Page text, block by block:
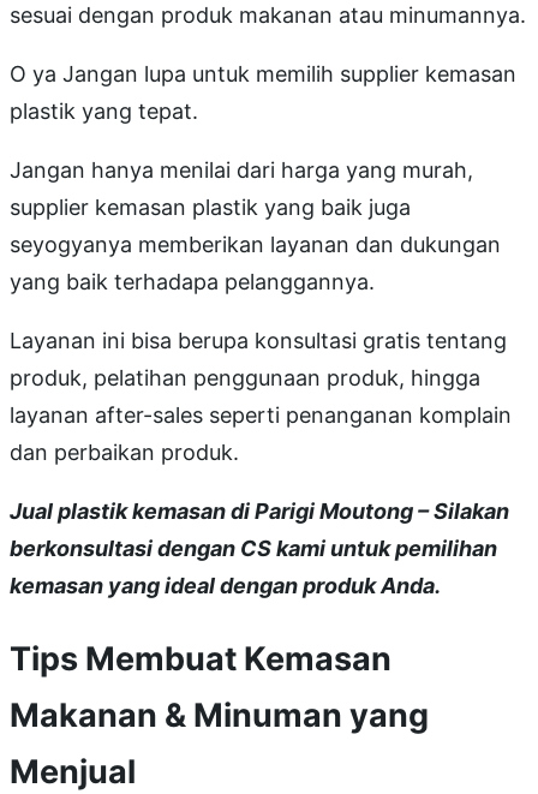
sesuai dengan produk makanan atau minumannya.
O ya Jangan lupa untuk memilih supplier kemasan
plastik yang tepat.
Jangan hanya menilai dari harga yang murah,
supplier kemasan plastik yang baik juga
seyogyanya memberikan layanan dan dukungan
yang baik terhadapa pelanggannya.
Layanan ini bisa berupa konsultasi gratis tentang
produk, pelatihan penggunaan produk, hingga
layanan after-sales seperti penanganan komplain
dan perbaikan produk.
Jual plastik kemasan di Parigi Moutong – Silakan
berkonsultasi dengan CS kami untuk pemilihan
kemasan yang ideal dengan produk Anda.
Tips Membuat Kemasan
Makanan & Minuman yang
Menjual